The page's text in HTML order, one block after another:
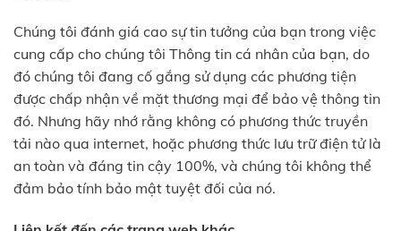
Chúng tôi đánh giá cao sự tin tưởng của bạn trong việc
cung cấp cho chúng tôi Thông tin cá nhân của bạn, do
đó chúng tôi đang cố gắng sử dụng các phương tiện
được chấp nhận về mặt thương mại để bảo vệ thông tin
đó. Nhưng hãy nhớ rằng không có phương thức truyền
tải nào qua internet, hoặc phương thức lưu trữ điện tử là
an toàn và đáng tin cậy 100%, và chúng tôi không thể
đảm bảo tính bảo mật tuyệt đối của nó.